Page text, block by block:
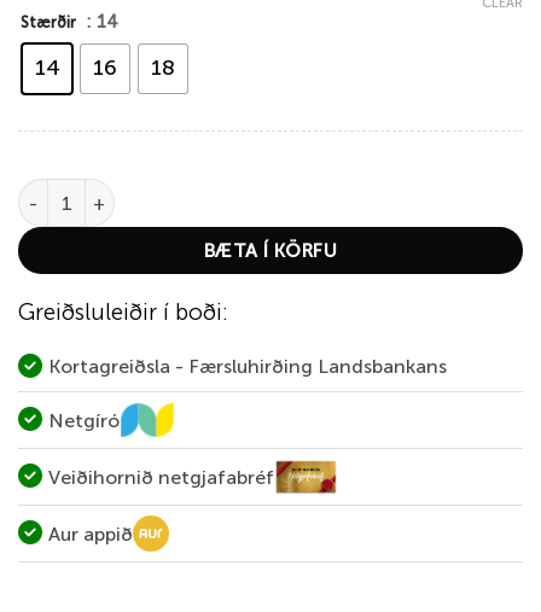
Stærðir : 14
14 16 18
Leonardo quantity
BÆTA Í KÖRFU
Greiðsluleiðir í boði:
Kortagreiðsla - Færsluhirðing Landsbankans
Netgíró
Veiðihornið netgjafabréf
Aur appið